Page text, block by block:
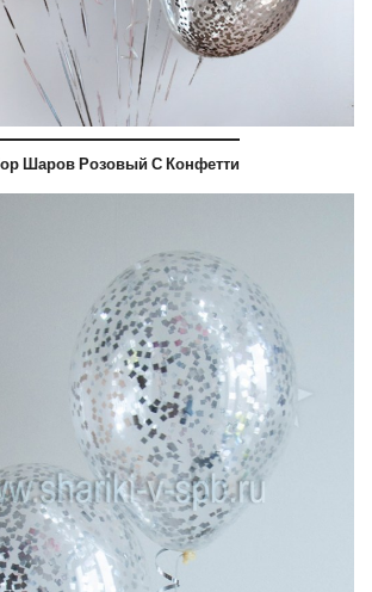
Шаров Розовый С Конфетти